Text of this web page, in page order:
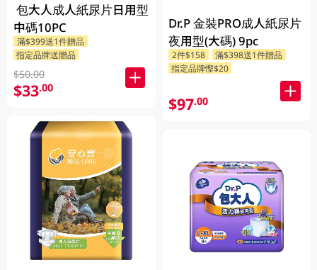
包大人成人紙尿片日用型
中碼10PC
滿$399送1件贈品
指定品牌送贈品
$50.00
$33.00
Dr.P 金裝PRO成人紙尿片
夜用型(大碼) 9pc
2件$158
滿$398送1件贈品
指定品牌慳$20
$97.00